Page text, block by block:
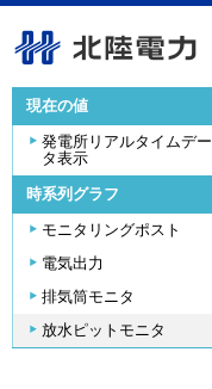
現在の値
発電所リアルタイムデー
タ表示
時系列グラフ
モニタリングポスト
電気出力
排気筒モニタ
放水ピットモニタ